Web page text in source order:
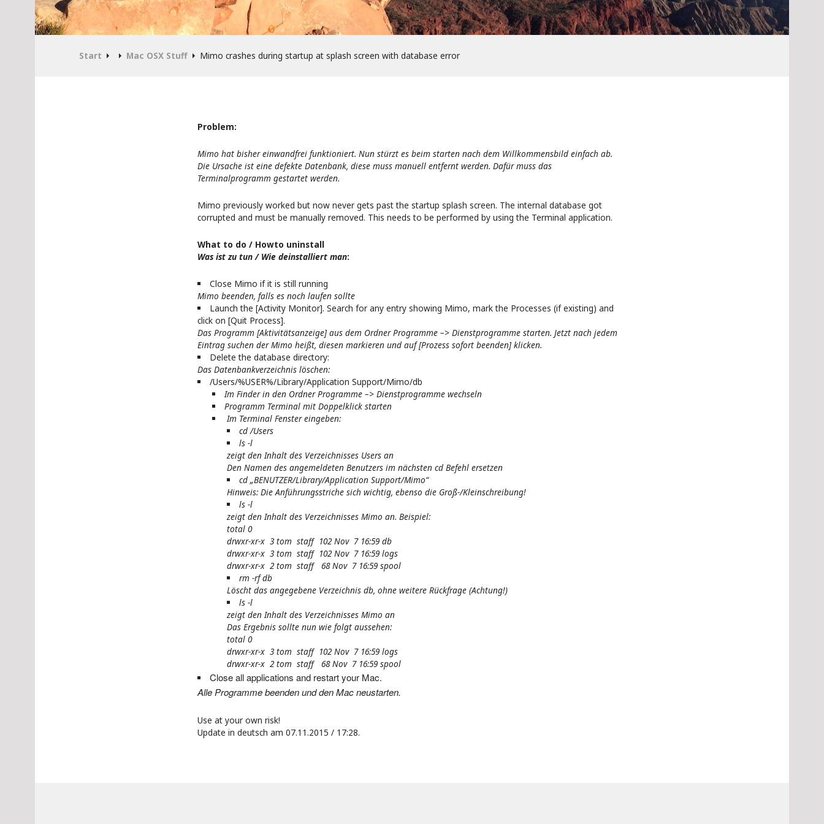
Start Mac OSX Stuff Mimo crashes during startup at splash screen with database error
Problem:
Mimo hat bisher einwandfrei funktioniert. Nun stürzt es beim starten nach dem Willkommensbild einfach ab.
Die Ursache ist eine defekte Datenbank, diese muss manuell entfernt werden. Dafür muss das
Terminalprogramm gestartet werden.
Mimo previously worked but now never gets past the startup splash screen. The internal database got
corrupted and must be manually removed. This needs to be performed by using the Terminal application.
What to do / Howto uninstall
Was ist zu tun / Wie deinstalliert man:
Close Mimo if it is still running
Mimo beenden, falls es noch laufen sollte
Launch the [Activity Monitor]. Search for any entry showing Mimo, mark the Processes (if existing) and
click on [Quit Process].
Das Programm [Aktivitätsanzeige] aus dem Ordner Programme –> Dienstprogramme starten. Jetzt nach jedem
Eintrag suchen der Mimo heißt, diesen markieren und auf [Prozess sofort beenden] klicken.
Delete the database directory:
Das Datenbankverzeichnis löschen:
/Users/%USER%/Library/Application Support/Mimo/db
Im Finder in den Ordner Programme –> Dienstprogramme wechseln
Programm Terminal mit Doppelklick starten
Im Terminal Fenster eingeben:
cd /Users
ls -l
zeigt den Inhalt des Verzeichnisses Users an
Den Namen des angemeldeten Benutzers im nächsten cd Befehl ersetzen
cd „BENUTZER/Library/Application Support/Mimo“
Hinweis: Die Anführungsstriche sich wichtig, ebenso die Groß-/Kleinschreibung!
ls -l
zeigt den Inhalt des Verzeichnisses Mimo an. Beispiel:
total 0
drwxr-xr-x 3 tom staff 102 Nov 7 16:59 db
drwxr-xr-x 3 tom staff 102 Nov 7 16:59 logs
drwxr-xr-x 2 tom staff 68 Nov 7 16:59 spool
rm -rf db
Löscht das angegebene Verzeichnis db, ohne weitere Rückfrage (Achtung!)
ls -l
zeigt den Inhalt des Verzeichnisses Mimo an
Das Ergebnis sollte nun wie folgt aussehen:
total 0
drwxr-xr-x 3 tom staff 102 Nov 7 16:59 logs
drwxr-xr-x 2 tom staff 68 Nov 7 16:59 spool
Close all applications and restart your Mac.
Alle Programme beenden und den Mac neustarten.
Use at your own risk!
Update in deutsch am 07.11.2015 / 17:28.